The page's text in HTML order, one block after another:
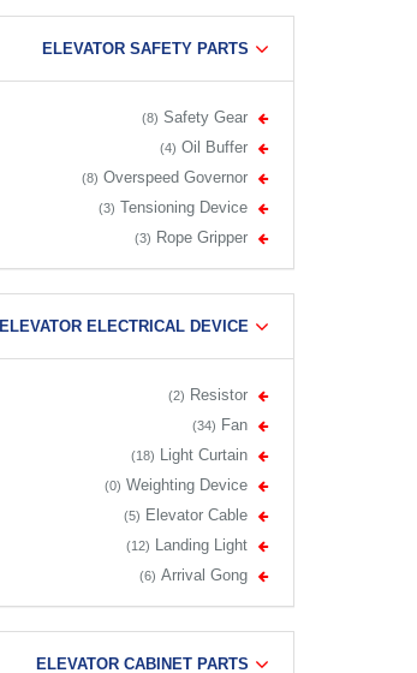
ELEVATOR SAFETY PARTS
Safety Gear
(8)
Oil Buffer
(4)
Overspeed Governor
(8)
Tensioning Device
(3)
Rope Gripper
(3)
ELEVATOR ELECTRICAL DEVICE
Resistor
(2)
Fan
(34)
Light Curtain
(18)
Weighting Device
(0)
Elevator Cable
(5)
Landing Light
(12)
Arrival Gong
(6)
ELEVATOR CABINET PARTS